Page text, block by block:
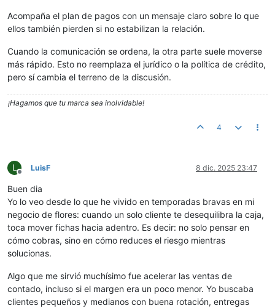
Acompaña el plan de pagos con un mensaje claro sobre lo que
ellos también pierden si no estabilizan la relación.
Cuando la comunicación se ordena, la otra parte suele moverse
más rápido. Esto no reemplaza el jurídico o la política de crédito,
pero sí cambia el terreno de la discusión.
¡Hagamos que tu marca sea inolvidable!
4
L
Desconectado
LuisF 8 dic. 2025 23:47
Buen dia
Yo lo veo desde lo que he vivido en temporadas bravas en mi
negocio de flores: cuando un solo cliente te desequilibra la caja,
toca mover fichas hacia adentro. Es decir: no solo pensar en
cómo cobras, sino en cómo reduces el riesgo mientras
solucionas.
Algo que me sirvió muchísimo fue acelerar las ventas de
contado, incluso si el margen era un poco menor. Yo buscaba
clientes pequeños y medianos con buena rotación, entregas